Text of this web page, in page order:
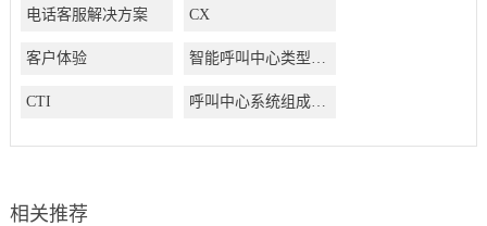
电话客服解决方案 CX
客户体验
CTI 呼叫中心系统组成结构有哪些
相关推荐